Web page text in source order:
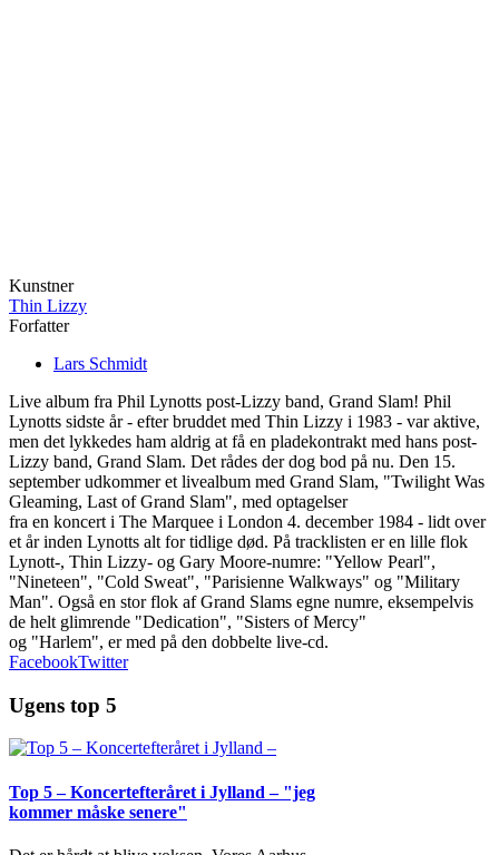
Kunstner
Thin Lizzy
Forfatter
Lars Schmidt
Live album fra Phil Lynotts post-Lizzy band, Grand Slam! Phil
Lynotts sidste år - efter bruddet med Thin Lizzy i 1983 - var aktive,
men det lykkedes ham aldrig at få en pladekontrakt med hans post-
Lizzy band, Grand Slam. Det rådes der dog bod på nu. Den 15.
september udkommer et livealbum med Grand Slam, "Twilight Was
Gleaming, Last of Grand Slam", med optagelser
fra en koncert i The Marquee i London 4. december 1984 - lidt over
et år inden Lynotts alt for tidlige død. På tracklisten er en lille flok
Lynott-, Thin Lizzy- og Gary Moore-numre: "Yellow Pearl",
"Nineteen", "Cold Sweat", "Parisienne Walkways" og "Military
Man". Også en stor flok af Grand Slams egne numre, eksempelvis
de helt glimrende "Dedication", "Sisters of Mercy"
og "Harlem", er med på den dobbelte live-cd.
FacebookTwitter
Ugens top 5
Top 5 – Koncertefteråret i Jylland – "jeg
kommer måske senere"